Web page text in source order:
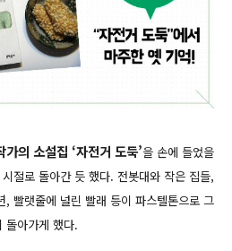
가의 소설집 ‘자전거 도둑’을 손에 들었을
절로 돌아간 듯 했다. 전봇대와 작은 집들,
, 빨랫줄에 널린 빨래 등이 파스텔톤으로 그
돌아가게 했다.